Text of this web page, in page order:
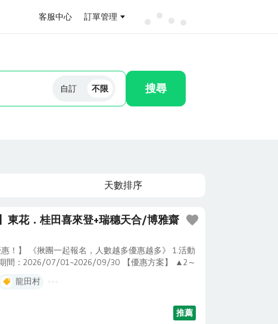
客服中心 訂單管理
自訂 不限 搜尋
天數排序
東花．桂田喜來登+瑞穗天合/博雅齋
！】 《揪團一起報名，人數越多優惠越多》 1.活動
間：2026/07/01~2026/09/30 【優惠方案】 ▲2～
同一訂單內（嬰兒及孩童不佔床不適用此優惠）。
行程內容(包含出發日期)。※如欲變更出發日期，視
2.易遊網保留變更、修改、終止與解釋之權力。
龍田村
推薦